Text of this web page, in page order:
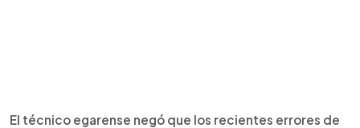
El técnico egarense negó que los recientes errores de